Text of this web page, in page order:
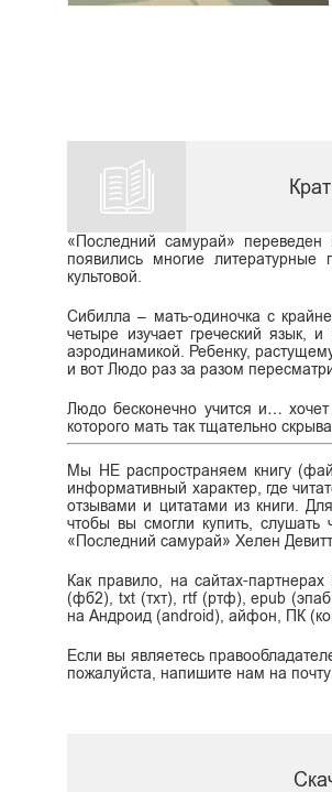
«Последний самурай»
появились многие
культовой.
Сибилла – мать-одиночка с
четыре изучает греческий язык,
аэродинамикой. Ребенку,
и вот Людо раз за разом
Людо бесконечно учится и…
которого мать так тщательно
Мы НЕ распространяем книгу
информативный характер, где
отзывами и цитатами из книги.
чтобы вы смогли купить, слушать
«Последний самурай» Хелен
Как правило, на сайтах-
(фб2), txt (тхт), rtf (ртф), epub
на Андроид (android), айфон, ПК
Если вы являетесь
пожалуйста, напишите нам на